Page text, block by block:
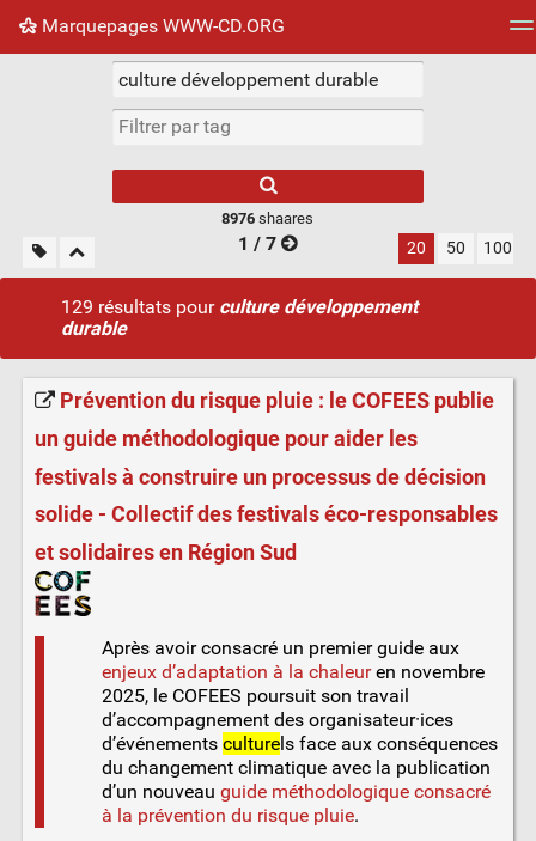
Marquepages WWW-CD.ORG
Nuage de tags Mur d'images Quotidien
8976 shaares
1 / 7 20 50 100
129 résultats pour culture développement
durable
Prévention du risque pluie : le COFEES publie
un guide méthodologique pour aider les
festivals à construire un processus de décision
solide - Collectif des festivals éco-responsables
et solidaires en Région Sud
Après avoir consacré un premier guide aux
enjeux d’adaptation à la chaleuren novembre
2025, le COFEES poursuit son travail
d’accompagnement des organisateur·ices
d’événements culturels face aux conséquences
du changement climatique avec la publication
d’un nouveau guide méthodologique consacré
à la prévention du risque pluie.